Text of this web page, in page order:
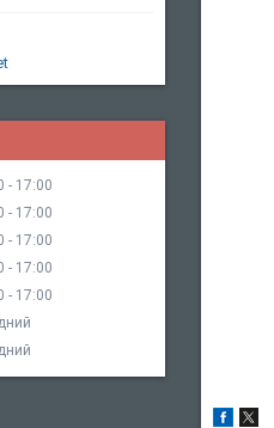
17:00
17:00
17:00
17:00
17:00